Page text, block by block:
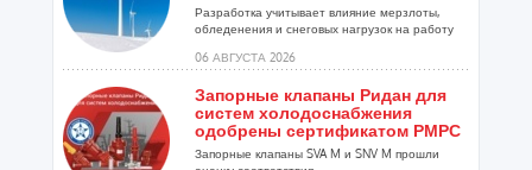
Разработка учитывает влияние мерзлоты,
обледенения и снеговых нагрузок на работу
06 АВГУСТА 2026
Запорные клапаны Ридан для
систем холодоснабжения
одобрены сертификатом РМРС
Запорные клапаны SVA M и SNV M прошли